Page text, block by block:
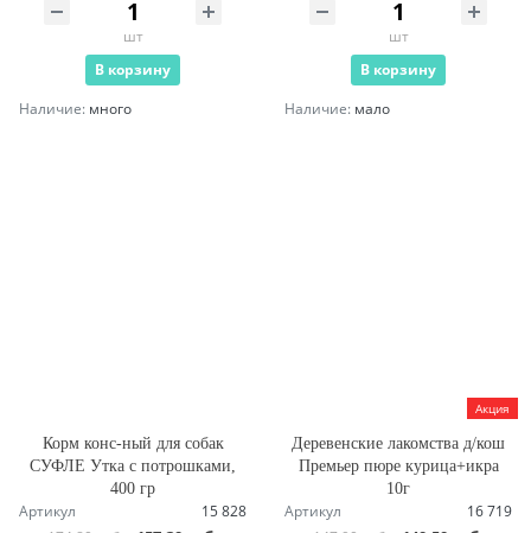
шт
В корзину
Наличие: много
шт
В корзину
Наличие: мало
Корм конс-ный для собак
СУФЛЕ Утка с потрошками,
400 гр
Артикул
15 828
Акция
Деревенские лакомства д/кош
Премьер пюре курица+икра
10г
Артикул
16 719